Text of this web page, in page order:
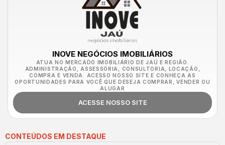
INOVE NEGÓCIOS IMOBILIÁRIOS
ATUA NO MERCADO IMOBILIÁRIO DE JAÚ E REGIÃO.
ADMINISTRAÇÃO, ASSESSORIA, CONSULTORIA, LOCAÇÃO,
COMPRA E VENDA. ACESSO NOSSO SITE E CONHEÇA AS
OPORTUNIDADES PARA VOCÊ QUE DESEJA COMPRAR, VENDER OU
ALUGAR
ACESSE NOSSO SITE
CONTEÚDOS EM DESTAQUE